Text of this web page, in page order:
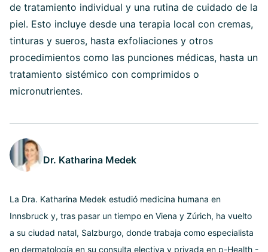
de tratamiento individual y una rutina de cuidado de la
piel. Esto incluye desde una terapia local con cremas,
tinturas y sueros, hasta exfoliaciones y otros
procedimientos como las punciones médicas, hasta un
tratamiento sistémico con comprimidos o
micronutrientes.
Dr. Katharina Medek
La Dra. Katharina Medek estudió medicina humana en
Innsbruck y, tras pasar un tiempo en Viena y Zúrich, ha vuelto
a su ciudad natal, Salzburgo, donde trabaja como especialista
en dermatología en su consulta electiva y privada en p-Health -